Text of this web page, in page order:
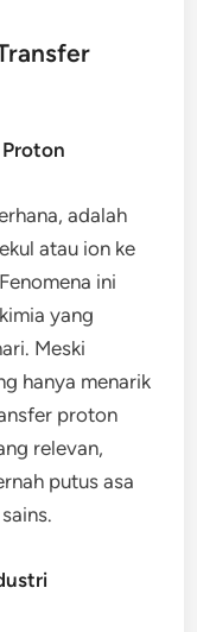
adalah
atau ion ke
ini
yang
Meski
hanya menarik
proton
relevan,
putus asa